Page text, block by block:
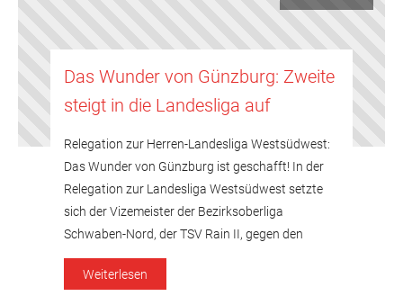
Das Wunder von Günzburg: Zweite
steigt in die Landesliga auf
Relegation zur Herren-Landesliga Westsüdwest:
Das Wunder von Günzburg ist geschafft! In der
Relegation zur Landesliga Westsüdwest setzte
sich der Vizemeister der Bezirksoberliga
Schwaben-Nord, der TSV Rain II, gegen den
Südvertreter TTF Günztal und den Drittletzten der
Landesliga, den gastgebenden VfL Günzburg,
Weiterlesen